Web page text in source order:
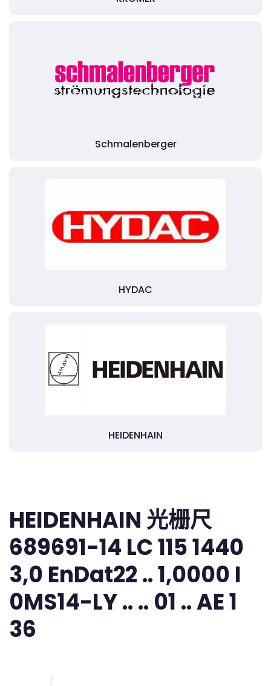
Schmalenberger
HYDAC
HEIDENHAIN
HEIDENHAIN 光栅尺
689691-14 LC 115 1440
3,0 EnDat22 .. 1,0000 I
0MS14-LY .. .. 01 .. AE 1
36